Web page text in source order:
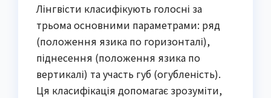
Лінгвісти класифікують голосні за
трьома основними параметрами: ряд
(положення язика по горизонталі),
піднесення (положення язика по
вертикалі) та участь губ (огубленість).
Ця класифікація допомагає зрозуміти,